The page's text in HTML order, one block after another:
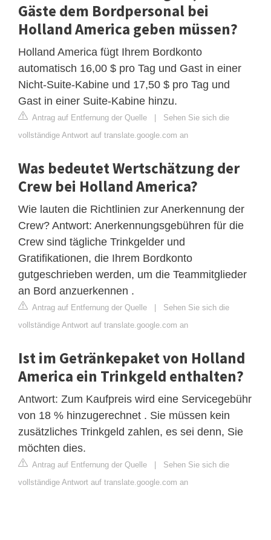
Gäste dem Bordpersonal bei
Holland America geben müssen?
Holland America fügt Ihrem Bordkonto
automatisch 16,00 $ pro Tag und Gast in einer
Nicht-Suite-Kabine und 17,50 $ pro Tag und
Gast in einer Suite-Kabine hinzu.
Antrag auf Entfernung der Quelle | Sehen Sie sich die
vollständige Antwort auf translate.google.com an
Was bedeutet Wertschätzung der
Crew bei Holland America?
Wie lauten die Richtlinien zur Anerkennung der
Crew? Antwort: Anerkennungsgebühren für die
Crew sind tägliche Trinkgelder und
Gratifikationen, die Ihrem Bordkonto
gutgeschrieben werden, um die Teammitglieder
an Bord anzuerkennen .
Antrag auf Entfernung der Quelle | Sehen Sie sich die
vollständige Antwort auf translate.google.com an
Ist im Getränkepaket von Holland
America ein Trinkgeld enthalten?
Antwort: Zum Kaufpreis wird eine Servicegebühr
von 18 % hinzugerechnet . Sie müssen kein
zusätzliches Trinkgeld zahlen, es sei denn, Sie
möchten dies.
Antrag auf Entfernung der Quelle | Sehen Sie sich die
vollständige Antwort auf translate.google.com an